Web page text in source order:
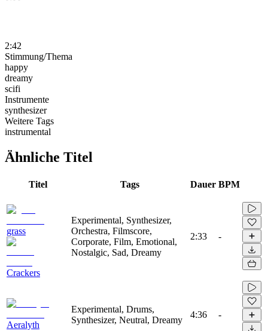
2:42
Stimmung/Thema
happy
dreamy
scifi
Instrumente
synthesizer
Weitere Tags
instrumental
Ähnliche Titel
Titel Tags Dauer BPM
grass
Crackers
Experimental, Synthesizer,
Orchestra, Filmscore,
Corporate, Film, Emotional,
Nostalgic, Sad, Dreamy
2:33 -
Aeralyth
Experimental, Drums,
Synthesizer, Neutral, Dreamy
4:36 -